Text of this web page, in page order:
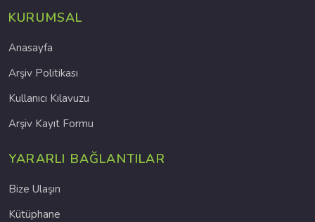
KURUMSAL
Anasayfa
Arşiv Politikası
Kullanıcı Kılavuzu
Arşiv Kayıt Formu
YARARLI BAĞLANTILAR
Bize Ulaşın
Kütüphane